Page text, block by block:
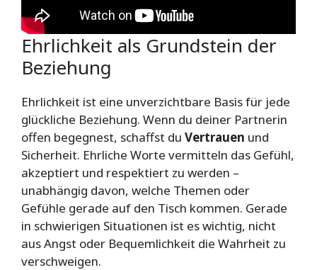
Ehrlichkeit als Grundstein der
Beziehung
Ehrlichkeit ist eine unverzichtbare Basis für jede
glückliche Beziehung. Wenn du deiner Partnerin
offen begegnest, schaffst du Vertrauen und
Sicherheit. Ehrliche Worte vermitteln das Gefühl,
akzeptiert und respektiert zu werden –
unabhängig davon, welche Themen oder
Gefühle gerade auf den Tisch kommen. Gerade
in schwierigen Situationen ist es wichtig, nicht
aus Angst oder Bequemlichkeit die Wahrheit zu
verschweigen.